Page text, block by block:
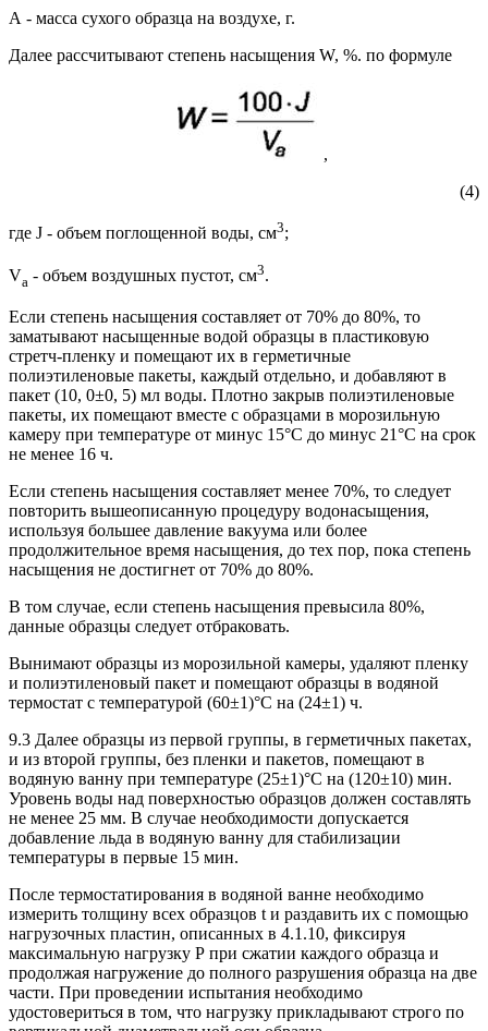
А - масса сухого образца на воздухе, г.
Далее рассчитывают степень насыщения W, %. по формуле
,
(4)
где J - объем поглощенной воды, см3;
Va - объем воздушных пустот, см3.
Если степень насыщения составляет от 70% до 80%, то
заматывают насыщенные водой образцы в пластиковую
стретч-пленку и помещают их в герметичные
полиэтиленовые пакеты, каждый отдельно, и добавляют в
пакет (10, 0±0, 5) мл воды. Плотно закрыв полиэтиленовые
пакеты, их помещают вместе с образцами в морозильную
камеру при температуре от минус 15°С до минус 21°С на срок
не менее 16 ч.
Если степень насыщения составляет менее 70%, то следует
повторить вышеописанную процедуру водонасыщения,
используя большее давление вакуума или более
продолжительное время насыщения, до тех пор, пока степень
насыщения не достигнет от 70% до 80%.
В том случае, если степень насыщения превысила 80%,
данные образцы следует отбраковать.
Вынимают образцы из морозильной камеры, удаляют пленку
и полиэтиленовый пакет и помещают образцы в водяной
термостат с температурой (60±1)°С на (24±1) ч.
9.3 Далее образцы из первой группы, в герметичных пакетах,
и из второй группы, без пленки и пакетов, помещают в
водяную ванну при температуре (25±1)°С на (120±10) мин.
Уровень воды над поверхностью образцов должен составлять
не менее 25 мм. В случае необходимости допускается
добавление льда в водяную ванну для стабилизации
температуры в первые 15 мин.
После термостатирования в водяной ванне необходимо
измерить толщину всех образцов t и раздавить их с помощью
нагрузочных пластин, описанных в 4.1.10, фиксируя
максимальную нагрузку Р при сжатии каждого образца и
продолжая нагружение до полного разрушения образца на две
части. При проведении испытания необходимо
удостовериться в том, что нагрузку прикладывают строго по